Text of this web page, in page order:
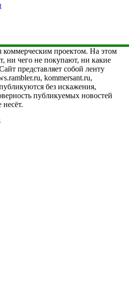
коммерческим проектом. На этом
ни чего не покупают, ни какие
представляет собой ленту
kommersant.ru,
без искажения,
публикуемых новостей